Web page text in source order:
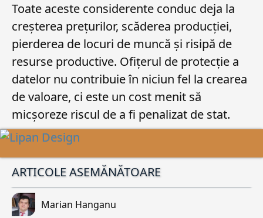
Toate aceste considerente conduc deja la
creșterea prețurilor, scăderea producției,
pierderea de locuri de muncă și risipă de
resurse productive. Ofițerul de protecție a
datelor nu contribuie în niciun fel la crearea
de valoare, ci este un cost menit să
micșoreze riscul de a fi penalizat de stat.
ARTICOLE ASEMĂNĂTOARE
Marian Hanganu